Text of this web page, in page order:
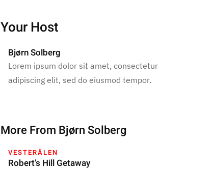
Your Host
Bjørn Solberg
Lorem ipsum dolor sit amet, consectetur
adipiscing elit, sed do eiusmod tempor.
More From Bjørn Solberg
VESTERÅLEN
Robert’s Hill Getaway